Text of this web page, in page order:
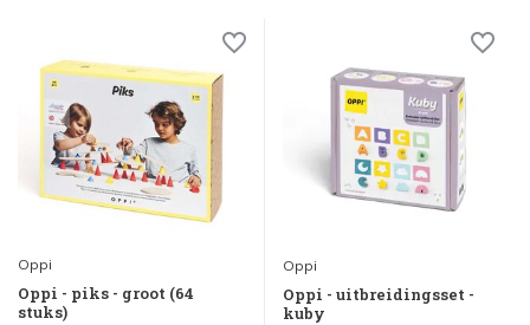
Oppi
Oppi - piks - groot (64
stuks)
Oppi
Oppi - uitbreidingsset -
kuby